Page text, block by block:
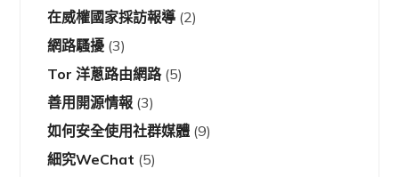
在威權國家採訪報導 (2)
網路騷擾 (3)
Tor 洋蔥路由網路(5)
善用開源情報 (3)
如何安全使用社群媒體 (9)
細究WeChat (5)